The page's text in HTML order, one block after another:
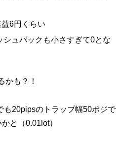
6円くらい
シュバックも小さすぎて0とな
かも？！
も20pipsのトラップ幅50ポジで
と（0.01lot）